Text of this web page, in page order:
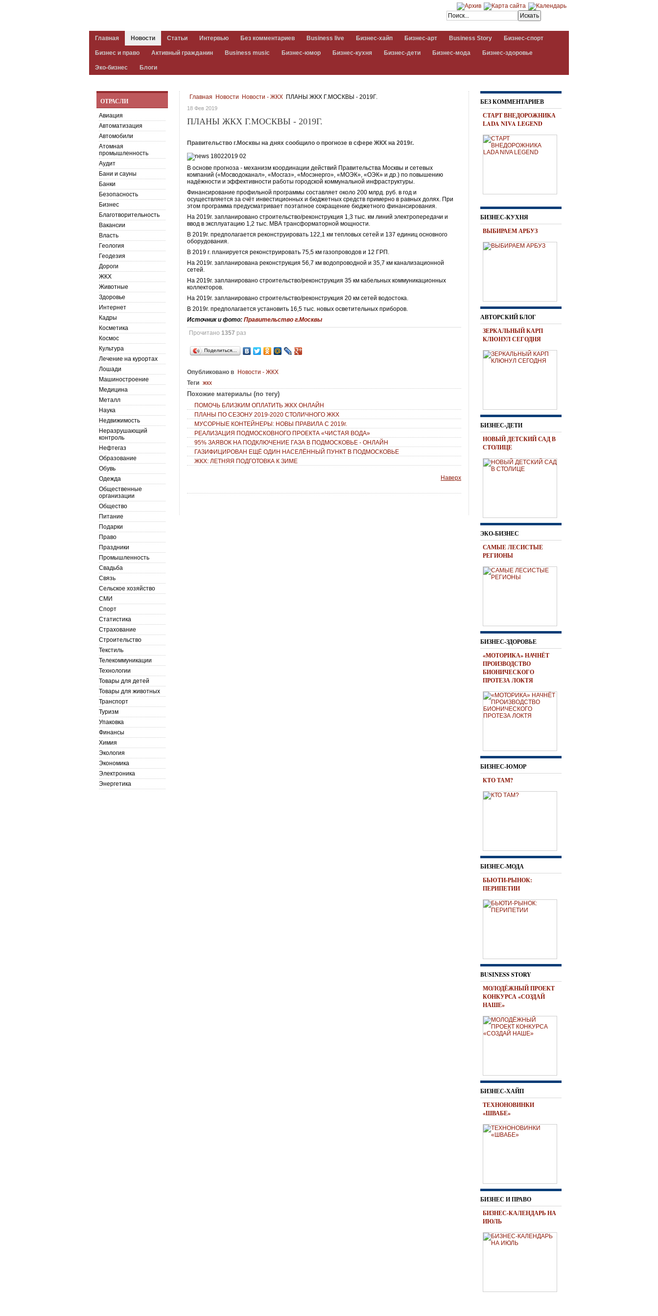
Главная Новости Статьи Интервью Без комментариев Business live Бизнес-хайп Бизнес-арт Business Story Бизнес-спорт
Бизнес и право Активный гражданин Business music Бизнес-юмор Бизнес-кухня Бизнес-дети Бизнес-мода Бизнес-здоровье
Эко-бизнес Блоги
Главная Новости Новости - ЖКХ ПЛАНЫ ЖКХ Г.МОСКВЫ - 2019Г.
18 Фев 2019
ПЛАНЫ ЖКХ Г.МОСКВЫ - 2019Г.
Правительство г.Москвы на днях сообщило о прогнозе в сфере ЖКХ на 2019г.
В основе прогноза - механизм координации действий Правительства Москвы и сетевых
компаний («Мосводоканал», «Мосгаз», «Мосэнерго», «МОЭК», «ОЭК» и др.) по повышению
надёжности и эффективности работы городской коммунальной инфраструктуры.
Финансирование профильной программы составляет около 200 млрд. руб. в год и
осуществляется за счёт инвестиционных и бюджетных средств примерно в равных долях. При
этом программа предусматривает поэтапное сокращение бюджетного финансирования.
На 2019г. запланировано строительство/реконструкция 1,3 тыс. км линий электропередачи и
ввод в эксплуатацию 1,2 тыс. МВА трансформаторной мощности.
В 2019г. предполагается реконструировать 122,1 км тепловых сетей и 137 единиц основного
оборудования.
В 2019 г. планируется реконструировать 75,5 км газопроводов и 12 ГРП.
На 2019г. запланирована реконструкция 56,7 км водопроводной и 35,7 км канализационной
сетей.
На 2019г. запланировано строительство/реконструкция 35 км кабельных коммуникационных
коллекторов.
На 2019г. запланировано строительство/реконструкция 20 км сетей водостока.
В 2019г. предполагается установить 16,5 тыс. новых осветительных приборов.
Источник и фото:Правительство г.Москвы
Прочитано1357 раз
Поделиться…
Опубликовано в
Новости - ЖКХ
Теги жкх
Похожие материалы (по тегу)
ПОМОЧЬ БЛИЗКИМ ОПЛАТИТЬ ЖКХ ОНЛАЙН
ПЛАНЫ ПО СЕЗОНУ 2019-2020 СТОЛИЧНОГО ЖКХ
МУСОРНЫЕ КОНТЕЙНЕРЫ: НОВЫ ПРАВИЛА С 2019г.
РЕАЛИЗАЦИЯ ПОДМОСКОВНОГО ПРОЕКТА «ЧИСТАЯ ВОДА»
95% ЗАЯВОК НА ПОДКЛЮЧЕНИЕ ГАЗА В ПОДМОСКОВЬЕ - ОНЛАЙН
ГАЗИФИЦИРОВАН ЕЩЁ ОДИН НАСЕЛЁННЫЙ ПУНКТ В ПОДМОСКОВЬЕ
ЖКХ: ЛЕТНЯЯ ПОДГОТОВКА К ЗИМЕ
Наверх
ОТРАСЛИ
Авиация
Автоматизация
Автомобили
Атомная
промышленность
Аудит
Бани и сауны
Банки
Безопасность
Бизнес
Благотворительность
Вакансии
Власть
Геология
Геодезия
Дороги
ЖКХ
Животные
Здоровье
Интернет
Кадры
Косметика
Космос
Культура
Лечение на курортах
Лошади
Машиностроение
Медицина
Металл
Наука
Недвижимость
Неразрушающий
контроль
Нефтегаз
Образование
Обувь
Одежда
Общественные
организации
Общество
Питание
Подарки
Право
Праздники
Промышленность
Свадьба
Связь
Сельское хозяйство
СМИ
Спорт
Статистика
Страхование
Строительство
Текстиль
Телекоммуникации
Технологии
Товары для детей
Товары для животных
Транспорт
Туризм
Упаковка
Финансы
Химия
Экология
Экономика
Электроника
Энергетика
БЕЗ КОММЕНТАРИЕВ
СТАРТ ВНЕДОРОЖНИКА
LADA NIVA LEGEND
БИЗНЕС-КУХНЯ
ВЫБИРАЕМ АРБУЗ
АВТОРСКИЙ БЛОГ
ЗЕРКАЛЬНЫЙ КАРП
КЛЮНУЛ СЕГОДНЯ
БИЗНЕС-ДЕТИ
НОВЫЙ ДЕТСКИЙ САД В
СТОЛИЦЕ
ЭКО-БИЗНЕС
САМЫЕ ЛЕСИСТЫЕ
РЕГИОНЫ
БИЗНЕС-ЗДОРОВЬЕ
«МОТОРИКА» НАЧНЁТ
ПРОИЗВОДСТВО
БИОНИЧЕСКОГО
ПРОТЕЗА ЛОКТЯ
БИЗНЕС-ЮМОР
КТО ТАМ?
БИЗНЕС-МОДА
БЬЮТИ-РЫНОК:
ПЕРИПЕТИИ
BUSINESS STORY
МОЛОДЁЖНЫЙ ПРОЕКТ
КОНКУРСА «СОЗДАЙ
НАШЕ»
БИЗНЕС-ХАЙП
ТЕХНОНОВИНКИ
«ШВАБЕ»
БИЗНЕС И ПРАВО
БИЗНЕС-КАЛЕНДАРЬ НА
ИЮЛЬ